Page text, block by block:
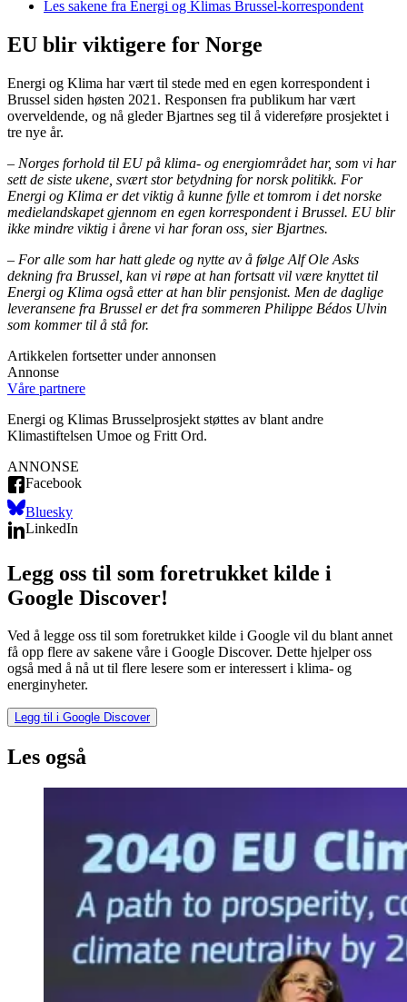
Les sakene fra Energi og Klimas Brussel-korrespondent
EU blir viktigere for Norge
Energi og Klima har vært til stede med en egen korrespondent i
Brussel siden høsten 2021. Responsen fra publikum har vært
overveldende, og nå gleder Bjartnes seg til å videreføre prosjektet i
tre nye år.
– Norges forhold til EU på klima- og energiområdet har, som vi har
sett de siste ukene, svært stor betydning for norsk politikk. For
Energi og Klima er det viktig å kunne fylle et tomrom i det norske
medielandskapet gjennom en egen korrespondent i Brussel. EU blir
ikke mindre viktig i årene vi har foran oss, sier Bjartnes.
– For alle som har hatt glede og nytte av å følge Alf Ole Asks
dekning fra Brussel, kan vi røpe at han fortsatt vil være knyttet til
Energi og Klima også etter at han blir pensjonist. Men de daglige
leveransene fra Brussel er det fra sommeren Philippe Bédos Ulvin
som kommer til å stå for.
Artikkelen fortsetter under annonsen
Annonse
Våre partnere
Energi og Klimas Brusselprosjekt støttes av blant andre
Klimastiftelsen Umoe og Fritt Ord.
ANNONSE
Facebook
Bluesky
LinkedIn
Legg oss til som foretrukket kilde i
Google Discover!
Ved å legge oss til som foretrukket kilde i Google vil du blant annet
få opp flere av sakene våre i Google Discover. Dette hjelper oss
også med å nå ut til flere lesere som er interessert i klima- og
energinyheter.
Legg til i Google Discover
Les også